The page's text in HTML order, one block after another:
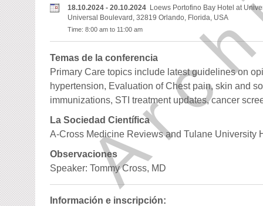
18.10.2024 - 20.10.2024 Loews Portofino Bay Hotel at
Universal Boulevard, 32819 Orlando, Florida, USA
Time: 8:00 am to 11:00 am
Temas de la conferencia
Primary Care topics include latest guidelines on
hypertension, Evaluation of Chest pain, skin and
immunizations, STI treatment updates, cancer
La Sociedad Científica
A-Cross Medicine Reviews and Tulane University
Observaciones
Speaker: Tommy Cross, MD
Información e inscripción: